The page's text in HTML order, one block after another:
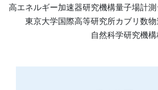
高エネルギー加速器研究機構量子場計
東京大学国際高等研究所カブリ数
自然科学研究機